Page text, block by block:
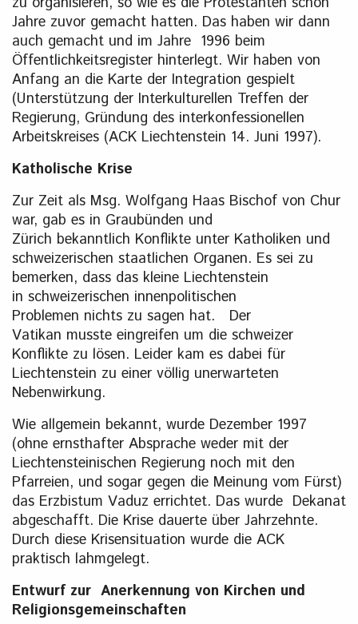
Jahre zuvor gemacht hatten. Das haben wir dann
auch gemacht und im Jahre 1996 beim
Öffentlichkeitsregister hinterlegt. Wir haben von
Anfang an die Karte der Integration gespielt
(Unterstützung der Interkulturellen Treffen der
Regierung, Gründung des interkonfessionellen
Arbeitskreises (ACK Liechtenstein 14. Juni 1997).
Katholische Krise
Zur Zeit als Msg. Wolfgang Haas Bischof von Chur
war, gab es in Graubünden und
Zürich bekanntlich Konflikte unter Katholiken und
schweizerischen staatlichen Organen. Es sei zu
bemerken, dass das kleine Liechtenstein
in schweizerischen innenpolitischen
Problemen nichts zu sagen hat. Der
Vatikan musste eingreifen um die schweizer
Konflikte zu lösen. Leider kam es dabei für
Liechtenstein zu einer völlig unerwarteten
Nebenwirkung.
Wie allgemein bekannt, wurde Dezember 1997
(ohne ernsthafter Absprache weder mit der
Liechtensteinischen Regierung noch mit den
Pfarreien, und sogar gegen die Meinung vom Fürst)
das Erzbistum Vaduz errichtet. Das wurde Dekanat
abgeschafft. Die Krise dauerte über Jahrzehnte.
Durch diese Krisensituation wurde die ACK
praktisch lahmgelegt.
Entwurf zur Anerkennung von Kirchen und
Religionsgemeinschaften